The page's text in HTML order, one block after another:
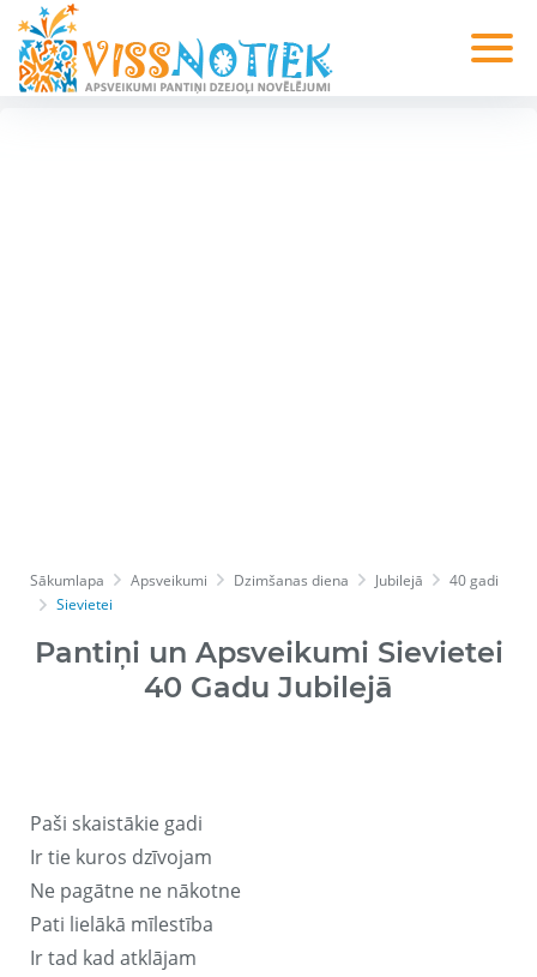
Sākumlapa Apsveikumi Dzimšanas diena Jubilejā
40 gadi
Sievietei
Pantiņi un Apsveikumi Sievietei
40 Gadu Jubilejā
Paši skaistākie gadi
Ir tie kuros dzīvojam
Ne pagātne ne nākotne
Pati lielākā mīlestība
Ir tad kad atklājam